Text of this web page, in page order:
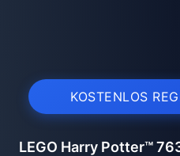
KOSTENLOS
LEGO Harry Potter™